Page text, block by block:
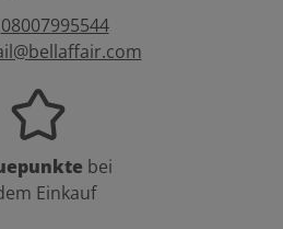
08007995544
bei
Einkauf